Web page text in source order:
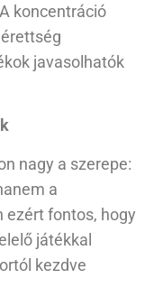
koncentráció
javasolhatók
nagy a szerepe:
a
ezért fontos, hogy
játékkal
kezdve